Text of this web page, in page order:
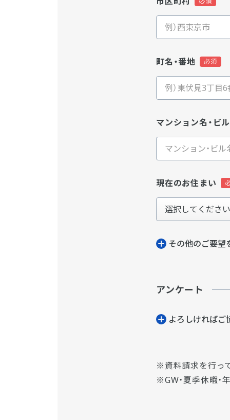
町名・番地
マンション名・ビ
現在のお住まい
その他のご要望
アンケート
よろしければご
資料請求を行っ
GW・夏季休暇